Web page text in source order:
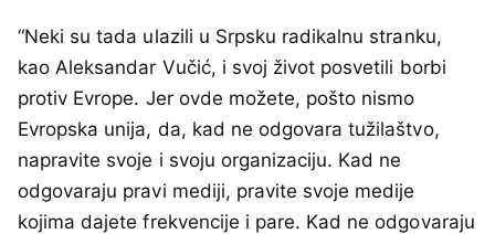
“Neki su tada ulazili u Srpsku radikalnu stranku,
kao Aleksandar Vučić, i svoj život posvetili borbi
protiv Evrope. Jer ovde možete, pošto nismo
Evropska unija, da, kad ne odgovara tužilaštvo,
napravite svoje i svoju organizaciju. Kad ne
odgovaraju pravi mediji, pravite svoje medije
kojima dajete frekvencije i pare. Kad ne odgovaraju